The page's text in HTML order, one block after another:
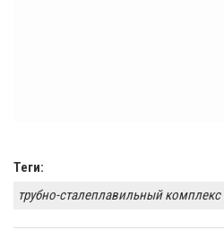
Теги:
трубно-сталеплавильный комплекс